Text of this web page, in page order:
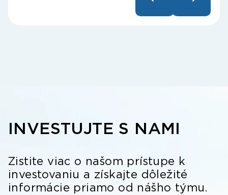
INVESTUJTE S NAMI
Zistite viac o našom prístupe k
investovaniu a získajte dôležité
informácie priamo od nášho týmu.